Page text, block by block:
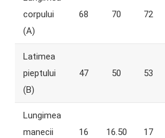
corpului
(A)
68 70 72
Latimea
pieptului
(B)
47 50 53
Lungimea
manecii
16 16.50 17